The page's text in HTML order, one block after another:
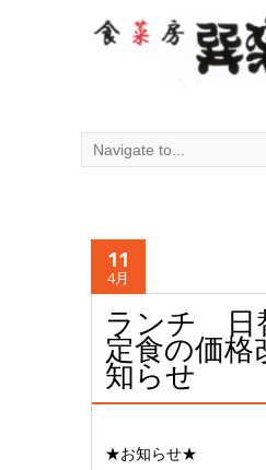
11
4月
ランチ 日
定食の価格
知らせ
★お知らせ★